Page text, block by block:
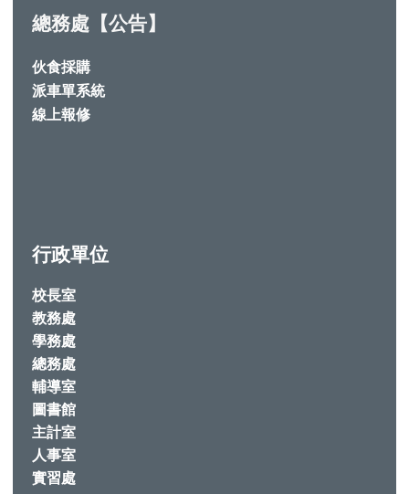
總務處【公告】
伙食採購
派車單系統
線上報修
行政單位
校長室
教務處
學務處
總務處
輔導室
圖書館
主計室
人事室
實習處